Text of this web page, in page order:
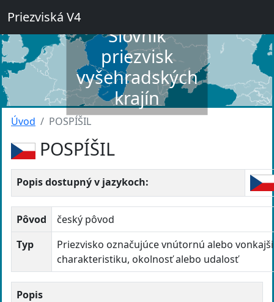
Priezviská V4
Slovník
priezvisk
vyšehradských
krajín
Úvod POSPÍŠIL
POSPÍŠIL
Popis dostupný v jazykoch:
Pôvod
český pôvod
Typ
Priezvisko označujúce vnútornú alebo
charakteristiku, okolnosť alebo udalosť
Popis